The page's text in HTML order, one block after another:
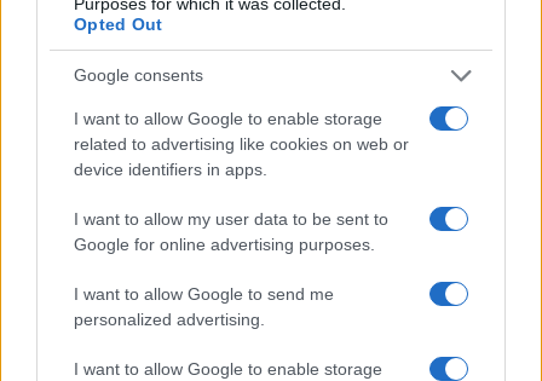
Opted Out
Google consents
I want to allow Google to enable storage
related to advertising like cookies on web or
device identifiers in apps.
I want to allow my user data to be sent to
Google for online advertising purposes.
I want to allow Google to send me
personalized advertising.
I want to allow Google to enable storage
Guía para comparar créditos: TIN, TAE y comisiones
explicadas